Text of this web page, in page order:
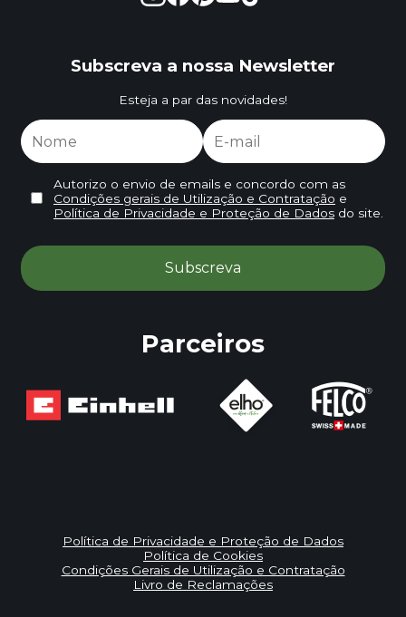
Subscreva a nossa Newsletter
Esteja a par das novidades!
Autorizo o envio de emails e concordo com as
Condições gerais de Utilização e Contratação e
Política de Privacidade e Proteção de Dadosdo site.
Parceiros
Política de Privacidade e Proteção de Dados
Política de Cookies
Condições Gerais de Utilização e Contratação
Livro de Reclamações